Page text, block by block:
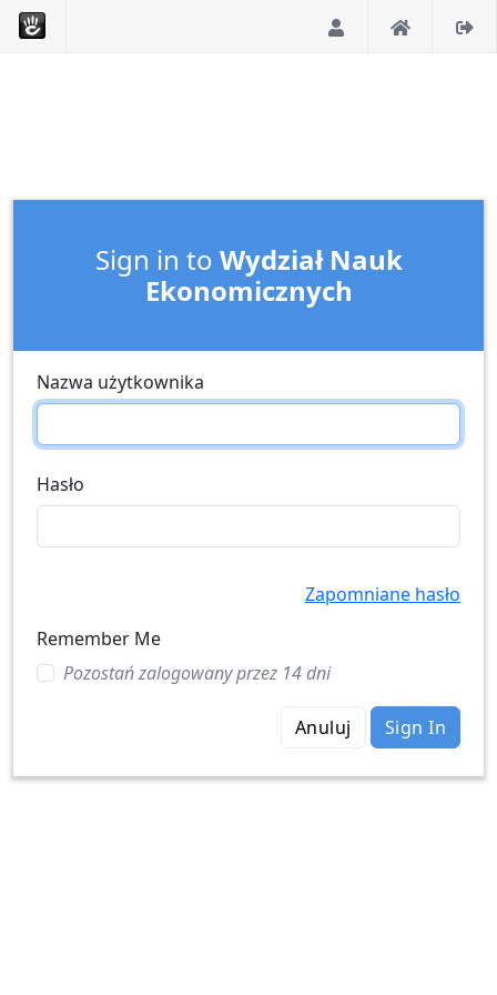
Sign in to Wydział Nauk
Ekonomicznych
Nazwa użytkownika
Hasło
Zapomniane hasło
Remember Me
Pozostań zalogowany przez 14 dni
Anuluj Sign In